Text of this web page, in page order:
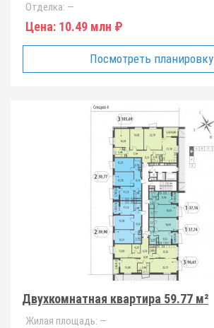
Отделка: —
Цена: 10.49 млн ₽
Посмотреть планировку
Двухкомнатная квартира 59.77 м²
Жилая площадь: —